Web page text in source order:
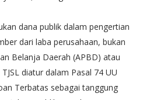
dana publik dalam pengertian
dari laba perusahaan, bukan
Belanja Daerah (APBD) atau
diatur dalam Pasal 74 UU
Terbatas sebagai tanggung